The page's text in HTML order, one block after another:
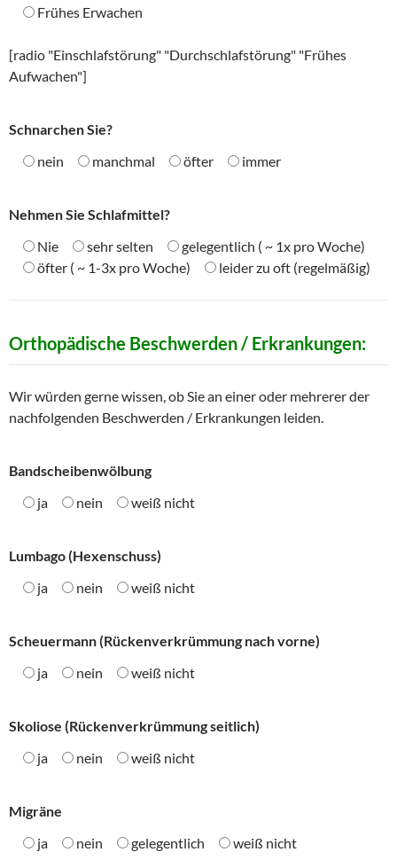
Frühes Erwachen
[radio "Einschlafstörung" "Durchschlafstörung" "Frühes
Aufwachen"]
Schnarchen Sie?
nein
manchmal öfter immer
Nehmen Sie Schlafmittel?
Nie
sehr selten
gelegentlich ( ~ 1x pro Woche)
öfter ( ~ 1-3x pro Woche)
leider zu oft (regelmäßig)
Orthopädische Beschwerden / Erkrankungen:
Wir würden gerne wissen, ob Sie an einer oder mehrerer der
nachfolgenden Beschwerden / Erkrankungen leiden.
Bandscheibenwölbung
ja
nein weiß nicht
Lumbago (Hexenschuss)
ja
nein weiß nicht
Scheuermann (Rückenverkrümmung nach vorne)
ja
nein weiß nicht
Skoliose (Rückenverkrümmung seitlich)
ja
nein weiß nicht
Migräne
ja
nein gelegentlich weiß nicht